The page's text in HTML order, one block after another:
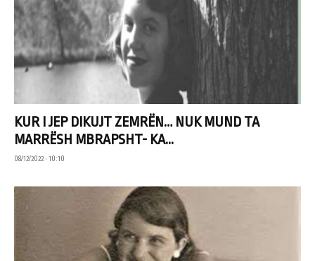
KUR I JEP DIKUJT ZEMRËN… NUK MUND TA
MARRËSH MBRAPSHT- KA...
08/12/2022 • 10:10